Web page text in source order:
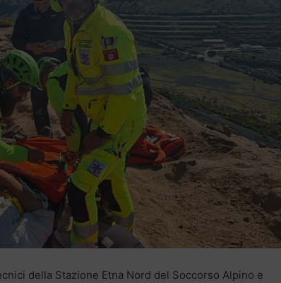
della Stazione Etna Nord del Soccorso Alpino e